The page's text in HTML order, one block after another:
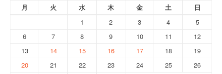
ン月 火 水 木 金 土
日
1
2 3 4
5
6
7 8 9 10 11
12
13
14 15 16 17 18
19
20
21 22 23 24 25
26